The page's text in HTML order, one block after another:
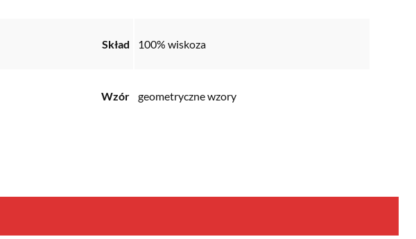
Skład 100% wiskoza
Wzór geometryczne wzory